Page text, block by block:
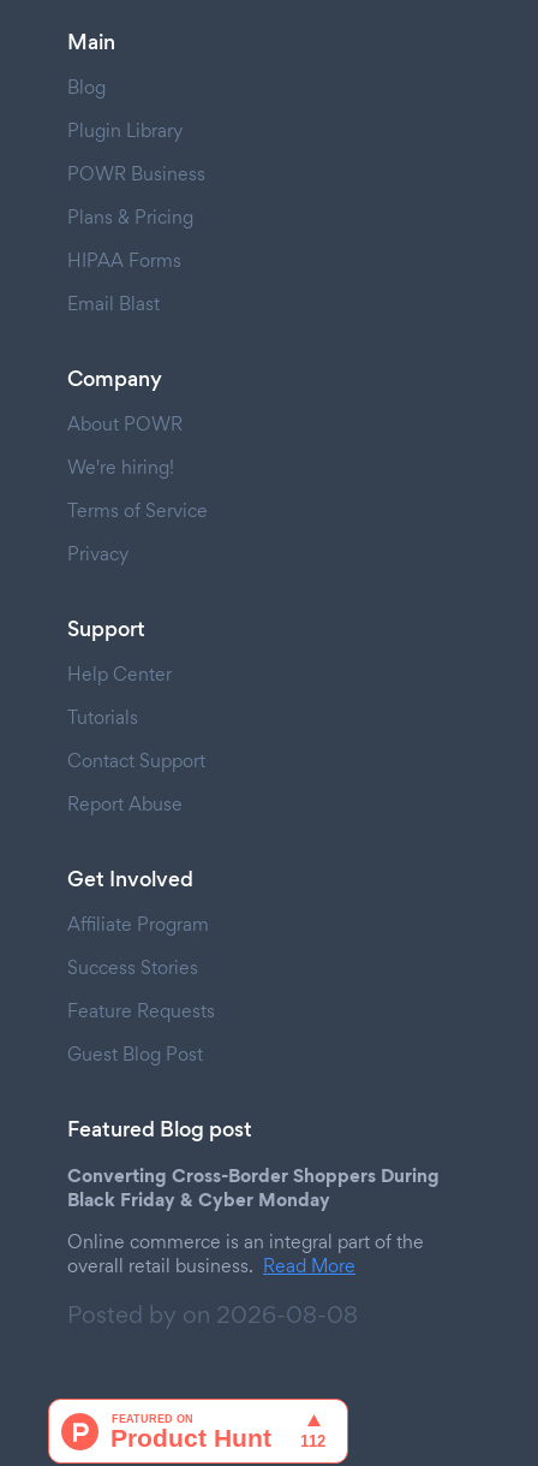
Main
Blog
Plugin Library
POWR Business
Plans & Pricing
HIPAA Forms
Email Blast
Company
About POWR
We're hiring!
Terms of Service
Privacy
Support
Help Center
Tutorials
Contact Support
Report Abuse
Get Involved
Affiliate Program
Success Stories
Feature Requests
Guest Blog Post
Featured Blog post
Converting Cross-Border Shoppers During
Black Friday & Cyber Monday
Online commerce is an integral part of the
overall retail business. Read More
Posted by on 2026-08-08